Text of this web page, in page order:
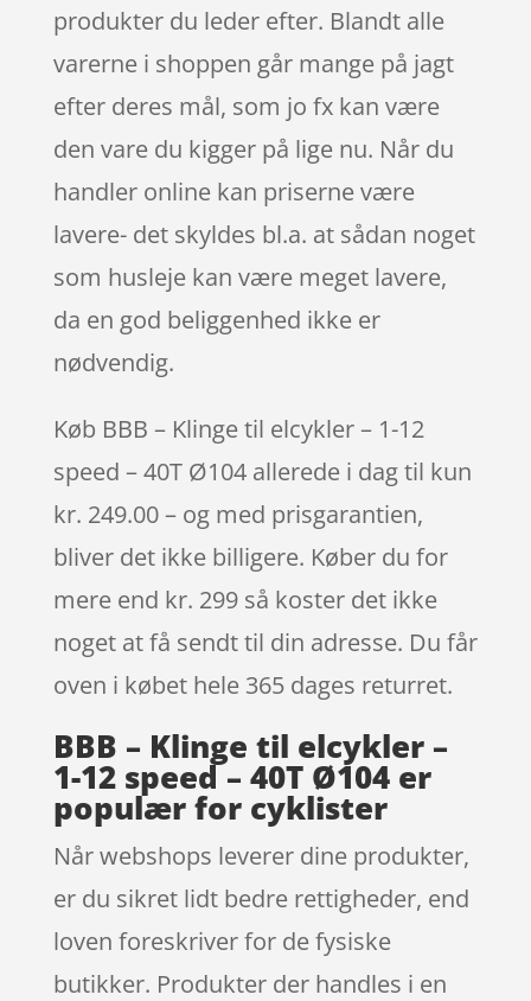
produkter du leder efter. Blandt alle
varerne i shoppen går mange på jagt
efter deres mål, som jo fx kan være
den vare du kigger på lige nu. Når du
handler online kan priserne være
lavere- det skyldes bl.a. at sådan noget
som husleje kan være meget lavere,
da en god beliggenhed ikke er
nødvendig.
Køb BBB – Klinge til elcykler – 1-12
speed – 40T Ø104 allerede i dag til kun
kr. 249.00 – og med prisgarantien,
bliver det ikke billigere. Køber du for
mere end kr. 299 så koster det ikke
noget at få sendt til din adresse. Du får
oven i købet hele 365 dages returret.
BBB – Klinge til elcykler –
1-12 speed – 40T Ø104 er
populær for cyklister
Når webshops leverer dine produkter,
er du sikret lidt bedre rettigheder, end
loven foreskriver for de fysiske
butikker. Produkter der handles i en